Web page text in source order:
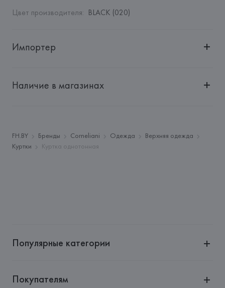
Цвет производителя: BLACK (020)
Импортер
"БелВиринея"
Адрес:
ИТАЛИЯ,
Corneliani S.r.l., Via Durini, 24 - 20122
Milano,
Наличие в магазинах
FH.BY Бренды Corneliani Одежда
Верхняя одежда
Куртки
Куртка однотонная
Популярные категории
Покупателям